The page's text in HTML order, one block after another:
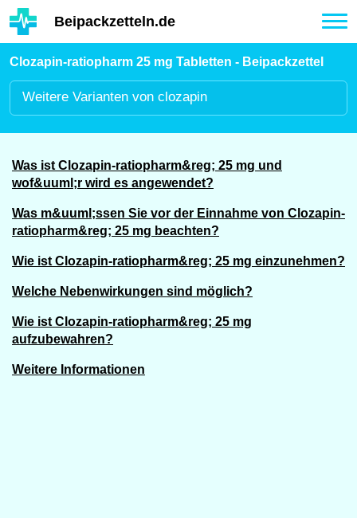
Hauptinhalt
Beipackzetteln.de
Clozapin-ratiopharm 25 mg Tabletten - Beipackzettel
Weitere Varianten von clozapin
Was ist Clozapin-ratiopharm&reg; 25 mg und
wof&uuml;r wird es angewendet?
Was m&uuml;ssen Sie vor der Einnahme von Clozapin-
ratiopharm&reg; 25 mg beachten?
Wie ist Clozapin-ratiopharm&reg; 25 mg einzunehmen?
Welche Nebenwirkungen sind möglich?
Wie ist Clozapin-ratiopharm&reg; 25 mg
aufzubewahren?
Weitere Informationen